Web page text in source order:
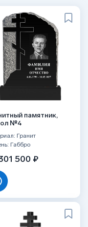
памятник,
№4
Гранит
Габбро
500 ₽